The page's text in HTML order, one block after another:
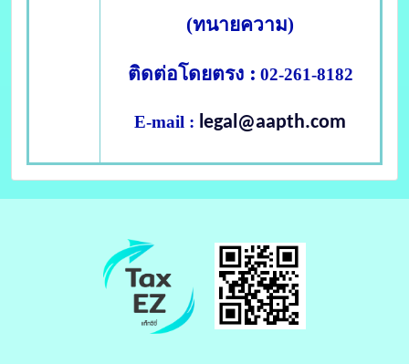
(ทนายความ)
ติดต่อโดยตรง: 02-261-8182
E-mail : legal@aapth.com